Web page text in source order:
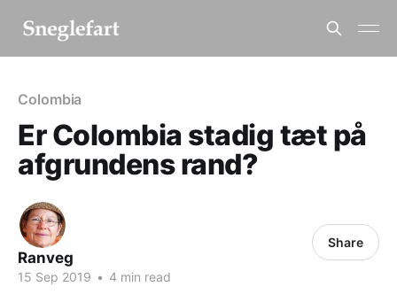
Colombia
Er Colombia stadig tæt på
afgrundens rand?
Ranveg
15 Sep 2019 • 4 min read
Share